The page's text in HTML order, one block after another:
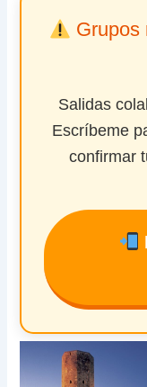
Grupos
Salidas
Escríbeme
confirmar